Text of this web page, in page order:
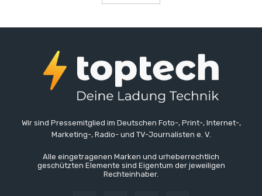
Wir sind Pressemitglied im Deutschen Foto-, Print-, Internet-,
Marketing-, Radio- und TV-Journalisten e. V.
Alle eingetragenen Marken und urheberrechtlich
geschützten Elemente sind Eigentum der jeweiligen
Rechteinhaber.